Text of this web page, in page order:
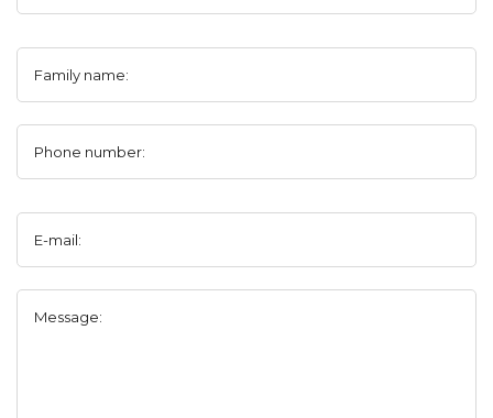
Family name:
Phone number:
E-mail:
Message: